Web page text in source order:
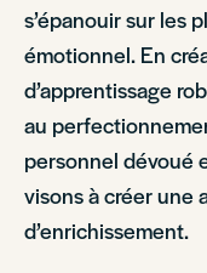
s’épanouir sur les
émotionnel. En
d’apprentissage
au
personnel dévoué
visons à créer une
d’enrichissement.